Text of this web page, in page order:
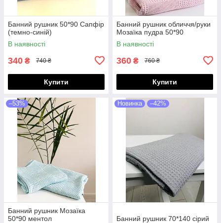
Банний рушник 50*90 Сапфір
(темно-синій)
В наявності
340 ₴ 740 ₴
Купити
Банний рушник обличчя/руки
Мозаїка пудра 50*90
В наявності
360 ₴ 760 ₴
Купити
–53%
Банний рушник Мозаїка
50*90 ментол
Новинка –42%
Банний рушник 70*140 cірий